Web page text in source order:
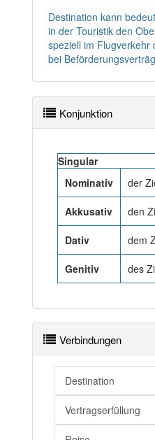
Destination kann
in der Touristik den
speziell im Flugverkehr
bei
Konjunktion
Singular
Nominativ
der
Akkusativ den
Dativ dem
Genitiv des
Verbindungen
Destination
Vertragserfüllung